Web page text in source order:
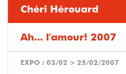
Chéri Hérouard
Ah... l'amour! 2007
EXPO : 03/02 > 25/02/2007